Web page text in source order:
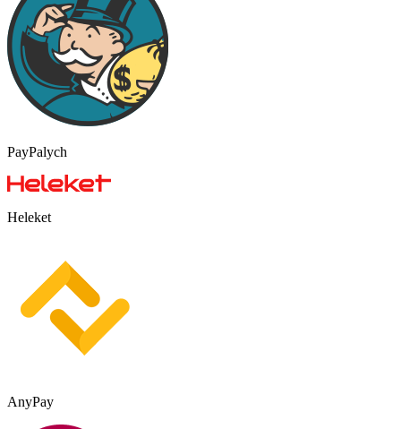
PayPalych
Heleket
AnyPay